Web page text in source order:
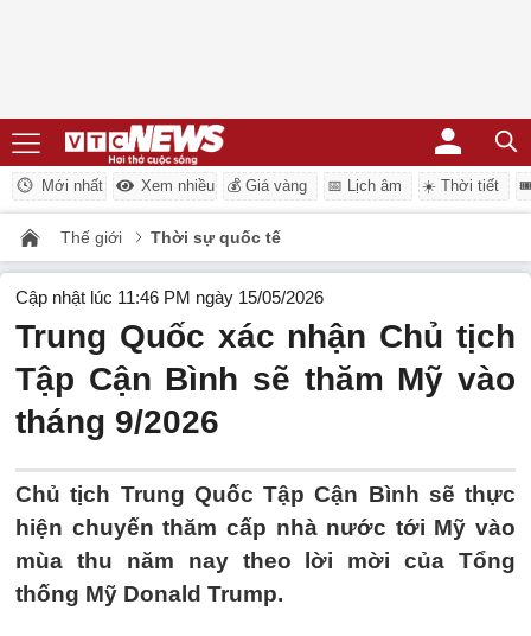
Mới nhất Xem nhiều 💰 Giá vàng 📅 Lịch âm ☀️ Thời tiết
Thế giới Thời sự quốc tế
Cập nhật lúc 11:46 PM ngày 15/05/2026
Trung Quốc xác nhận Chủ tịch
Tập Cận Bình sẽ thăm Mỹ vào
tháng 9/2026
Chủ tịch Trung Quốc Tập Cận Bình sẽ thực
hiện chuyến thăm cấp nhà nước tới Mỹ vào
mùa thu năm nay theo lời mời của Tổng
thống Mỹ Donald Trump.